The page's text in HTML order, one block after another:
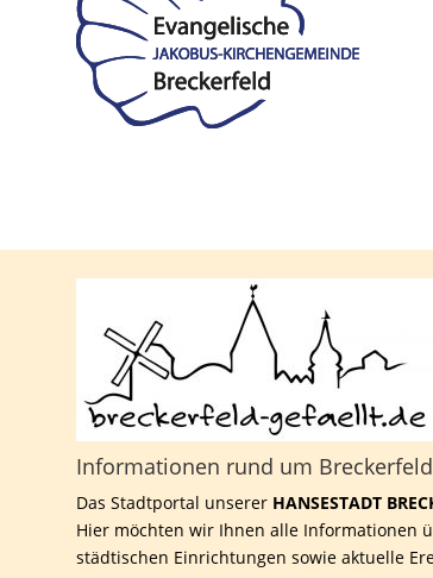
Informationen rund um Breckerfeld
Das Stadtportal unserer HANSESTADT
Hier möchten wir Ihnen alle Informationen
städtischen Einrichtungen sowie aktuelle